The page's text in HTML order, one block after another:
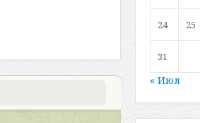
24 25
31
« Июл